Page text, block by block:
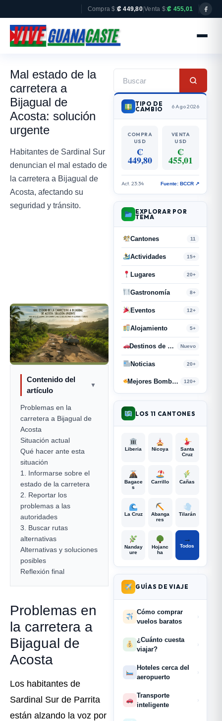
Compra $:₡ 449,80| Venta $:₡ 455,01
Mal estado de la
carretera a
Bijagual de
Acosta: solución
urgente
Habitantes de Sardinal Sur
denuncian el mal estado de
la carretera a Bijagual de
Acosta, afectando su
seguridad y tránsito.
Contenido del
artículo
▼
Problemas en la
carretera a Bijagual de
Acosta
Situación actual
Qué hacer ante esta
situación
1. Informarse sobre el
estado de la carretera
2. Reportar los
problemas a las
autoridades
3. Buscar rutas
alternativas
Alternativas y soluciones
posibles
Reflexión final
Problemas en
la carretera a
Bijagual de
Acosta
Los habitantes de
Sardinal Sur de Parrita
están alzando la voz por
TIPO DE
CAMBIO 6 Ago 2026
COMPRA
USD
₡
449,80
VENTA
USD
₡
455,01
Act. 23:34 Fuente: BCCR ↗
EXPLORAR POR
TEMA
Cantones 11
Actividades 15+
Lugares 20+
Gastronomía 8+
Eventos 12+
Alojamiento 5+
Destinos de Paso Nuevo
Noticias 20+
Mejores Bombas y Retahílas 120+
LOS 11 CANTONES
Liberia Nicoya
Santa
Cruz
Bagace
s
Carrillo Cañas
La Cruz
Abanga
res
Tilarán
Nanday
ure
Hojanc
ha
→
Todos
GUÍAS DE VIAJE
Cómo comprar
vuelos baratos
›
¿Cuánto cuesta
viajar?
›
Hoteles cerca del
aeropuerto
›
Transporte
inteligente
›